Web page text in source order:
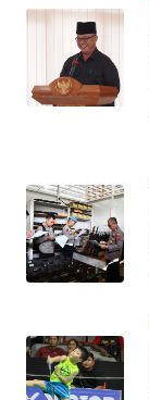
TANGERANG
WN
BINJAI
WN
INDRAMAYU
WN